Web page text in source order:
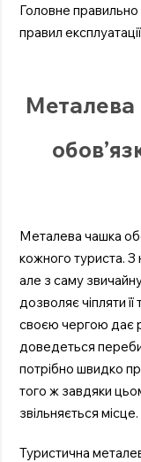
Головне
правил
Металева
Металева чашка
кожного туриста. З
але з саму
дозволяє чіпляти
своєю чергою дає
доведеться
потрібно швидко
того ж завдяки
звільняється місце.
Туристична